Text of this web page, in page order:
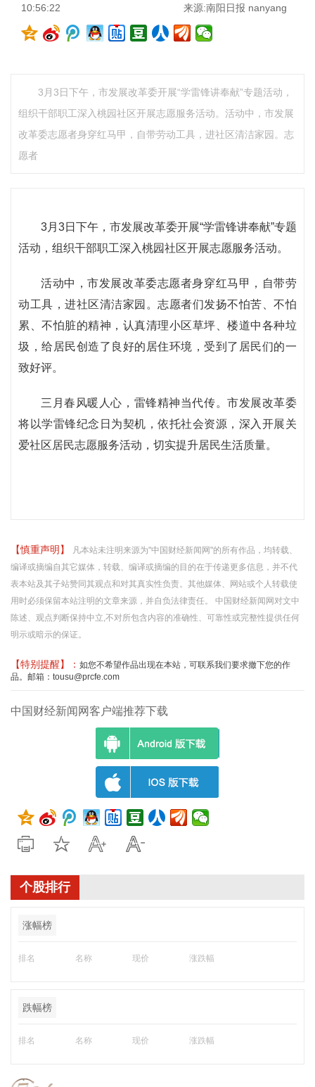
10:56:22
来源:南阳日报 nanyang
3月3日下午，市发展改革委开展“学雷锋讲奉献”专题活动，
组织干部职工深入桃园社区开展志愿服务活动。活动中，市发展
改革委志愿者身穿红马甲，自带劳动工具，进社区清洁家园。志
愿者
3月3日下午，市发展改革委开展“学雷锋讲奉献”专题
活动，组织干部职工深入桃园社区开展志愿服务活动。
活动中，市发展改革委志愿者身穿红马甲，自带劳
动工具，进社区清洁家园。志愿者们发扬不怕苦、不怕
累、不怕脏的精神，认真清理小区草坪、楼道中各种垃
圾，给居民创造了良好的居住环境，受到了居民们的一
致好评。
三月春风暖人心，雷锋精神当代传。市发展改革委
将以学雷锋纪念日为契机，依托社会资源，深入开展关
爱社区居民志愿服务活动，切实提升居民生活质量。
【慎重声明】
凡本站未注明来源为"中国财经新闻网"的所有作品，均转载、
编译或摘编自其它媒体，转载、编译或摘编的目的在于传递更多信息，并不代
表本站及其子站赞同其观点和对其真实性负责。其他媒体、网站或个人转载使
用时必须保留本站注明的文章来源，并自负法律责任。 中国财经新闻网对文中
陈述、观点判断保持中立,不对所包含内容的准确性、可靠性或完整性提供任何
明示或暗示的保证。
【特别提醒】： 如您不希望作品出现在本站，可联系我们要求撤下您的作
品。邮箱：tousu@prcfe.com
中国财经新闻网客户端推荐下载
个股排行
涨幅榜
排名 名称 现价 涨跌幅
跌幅榜
排名 名称 现价 涨跌幅